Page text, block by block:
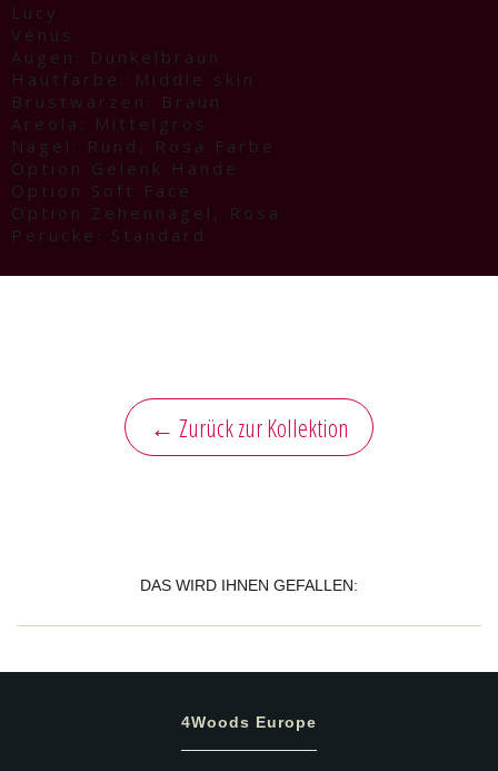
Lucy
Vénus
Augen: Dunkelbraun
Hautfarbe: Middle skin
Brustwarzen: Braun
Areola: Mittelgros
Nägel: Rund, Rosa Farbe
Option Gelenk Hände
Option Soft Face
Option Zehennägel, Rosa
Perücke: Standard
← Zurück zur Kollektion
DAS WIRD IHNEN GEFALLEN:
4Woods Europe